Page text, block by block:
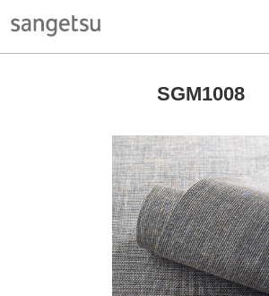
SGM1008